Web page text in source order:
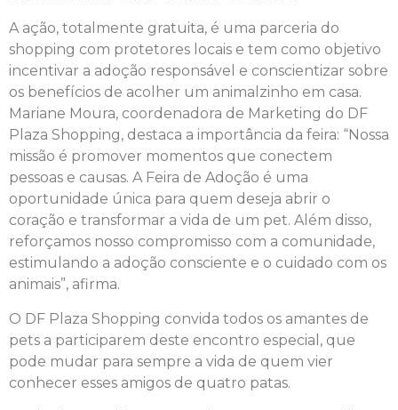
A ação, totalmente gratuita, é uma parceria do
shopping com protetores locais e tem como objetivo
incentivar a adoção responsável e conscientizar sobre
os benefícios de acolher um animalzinho em casa.
Mariane Moura, coordenadora de Marketing do DF
Plaza Shopping, destaca a importância da feira: “Nossa
missão é promover momentos que conectem
pessoas e causas. A Feira de Adoção é uma
oportunidade única para quem deseja abrir o
coração e transformar a vida de um pet. Além disso,
reforçamos nosso compromisso com a comunidade,
estimulando a adoção consciente e o cuidado com os
animais”, afirma.
O DF Plaza Shopping convida todos os amantes de
pets a participarem deste encontro especial, que
pode mudar para sempre a vida de quem vier
conhecer esses amigos de quatro patas.